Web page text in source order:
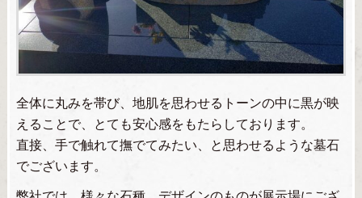
全体に丸みを帯び、地肌を思わせるトーンの中に黒が映
えることで、とても安心感をもたらしております。
直接、手で触れて撫でてみたい、と思わせるような墓石
でございます。